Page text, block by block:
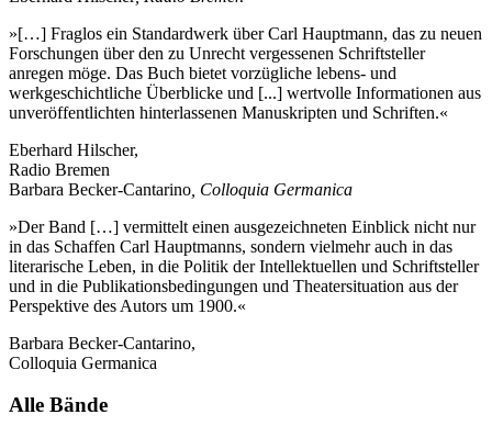
»[…] Fraglos ein Standardwerk über Carl Hauptmann, das zu neuen
Forschungen über den zu Unrecht vergessenen Schriftsteller
anregen möge. Das Buch bietet vorzügliche lebens- und
werkgeschichtliche Überblicke und [...] wertvolle Informationen aus
unveröffentlichten hinterlassenen Manuskripten und Schriften.«
Eberhard Hilscher,
Radio Bremen
Barbara Becker-Cantarino , Colloquia Germanica
»Der Band […] vermittelt einen ausgezeichneten Einblick nicht nur
in das Schaffen Carl Hauptmanns, sondern vielmehr auch in das
literarische Leben, in die Politik der Intellektuellen und Schriftsteller
und in die Publikationsbedingungen und Theatersituation aus der
Perspektive des Autors um 1900.«
Barbara Becker-Cantarino,
Colloquia Germanica
Alle Bände